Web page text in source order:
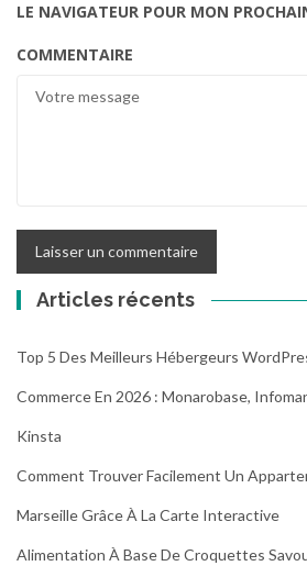
LE NAVIGATEUR POUR MON
COMMENTAIRE
Articles récents
Top 5 Des Meilleurs Hébergeurs
Commerce En 2026 : Monarobase,
Kinsta
Comment Trouver Facilement Un
Marseille Grâce À La Carte Interactive
Alimentation À Base De Croquettes